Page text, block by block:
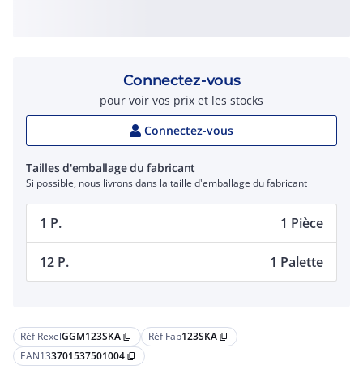
Réf RexelGGM123SKA content_copy Réf Fab123SKA content_copy
EAN133701537501004 content_copy
Connectez-vous
pour voir vos prix et les stocks
Connectez-vous
Tailles d'emballage du fabricant
Si possible, nous livrons dans la taille d'emballage du fabricant
1 P. 1 Pièce
12 P. 1 Palette